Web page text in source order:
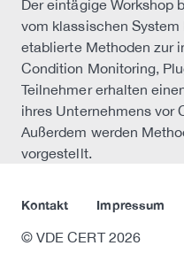
Der eintägige Workshop
vom klassischen
etablierte Methoden zur
Condition Monitoring,
Teilnehmer erhalten
ihres Unternehmens vor
Außerdem werden
vorgestellt.
Kontakt Impressum
© VDE CERT 2026